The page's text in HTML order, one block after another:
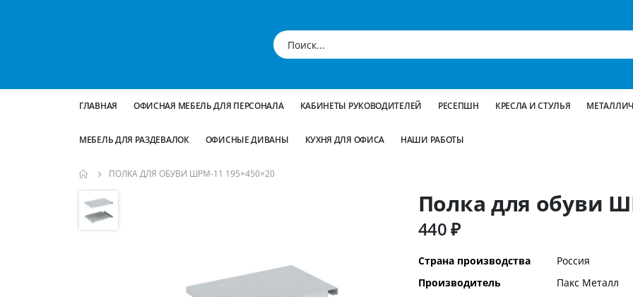
ГЛАВНАЯ ОФИСНАЯ МЕБЕЛЬ ДЛЯ ПЕРСОНАЛА КАБИНЕТЫ РУКОВОДИТЕЛЕЙ РЕСЕПШН КРЕСЛА И СТУЛЬЯ
МЕБЕЛЬ ДЛЯ РАЗДЕВАЛОК ОФИСНЫЕ ДИВАНЫ КУХНЯ ДЛЯ ОФИСА НАШИ РАБОТЫ
ПОЛКА ДЛЯ ОБУВИ ШРМ-11 195×450×20
Пропустить
перейти
Полка для обуви
440 ₽
Дополнительная
информация
Страна производства
Россия
Производитель
Пакс Металл